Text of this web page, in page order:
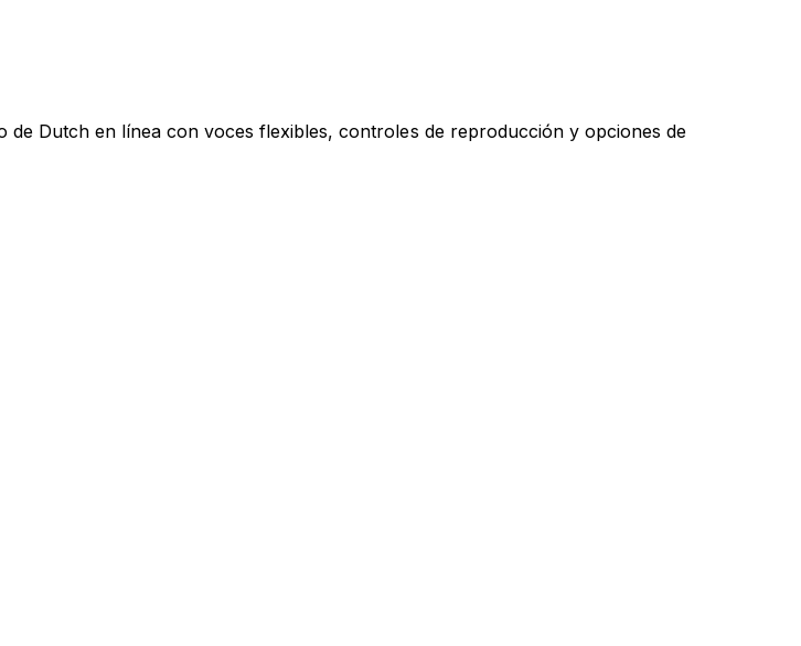
Dutch en línea con voces flexibles, controles de reproducción y opciones de